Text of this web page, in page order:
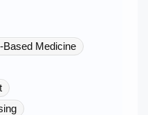
Based Medicine